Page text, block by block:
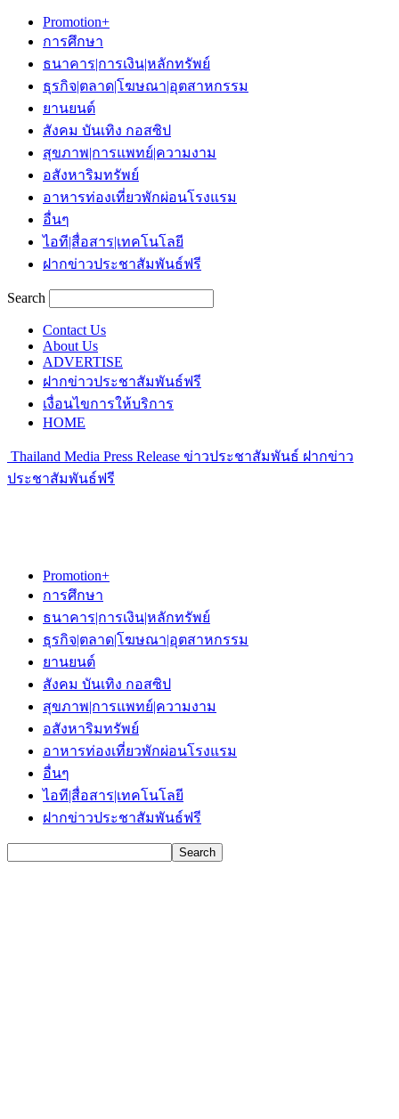
Promotion+
การศึกษา
ธนาคาร|การเงิน|หลักทรัพย์
ธุรกิจ|ตลาด|โฆษณา|อุตสาหกรรม
ยานยนต์
สังคม บันเทิง กอสซิป
สุขภาพ|การแพทย์|ความงาม
อสังหาริมทรัพย์
อาหารท่องเที่ยวพักผ่อนโรงแรม
อื่นๆ
ไอที|สื่อสาร|เทคโนโลยี
ฝากข่าวประชาสัมพันธ์ฟรี
Search
Contact Us
About Us
ADVERTISE
ฝากข่าวประชาสัมพันธ์ฟรี
เงื่อนไขการให้บริการ
HOME
Thailand Media Press Release ข่าวประชาสัมพันธ์ ฝากข่าว
ประชาสัมพันธ์ฟรี
Promotion+
การศึกษา
ธนาคาร|การเงิน|หลักทรัพย์
ธุรกิจ|ตลาด|โฆษณา|อุตสาหกรรม
ยานยนต์
สังคม บันเทิง กอสซิป
สุขภาพ|การแพทย์|ความงาม
อสังหาริมทรัพย์
อาหารท่องเที่ยวพักผ่อนโรงแรม
อื่นๆ
ไอที|สื่อสาร|เทคโนโลยี
ฝากข่าวประชาสัมพันธ์ฟรี